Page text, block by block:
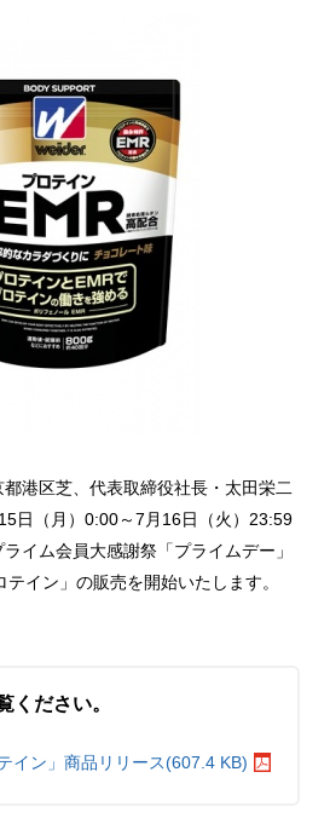
港区芝、代表取締役社長・太田栄二
日（月）0:00～7月16日（火）23:59
イム会員大感謝祭「プライムデー」
イン」の販売を開始いたします。
ください。
イン」商品リリース(607.4 KB)